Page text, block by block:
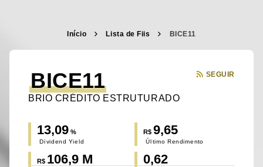
Início Lista de Fiis BICE11
BICE11
BRIO CRÉDITO ESTRUTURADO
SEGUIR
13,09 %
Dividend Yield
R$ 9,65
Último Rendimento
R$ 106,9 M 0,62